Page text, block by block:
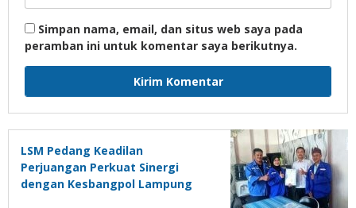
Simpan nama, email, dan situs web saya pada
peramban ini untuk komentar saya berikutnya.
LSM Pedang Keadilan
Perjuangan Perkuat Sinergi
dengan Kesbangpol Lampung